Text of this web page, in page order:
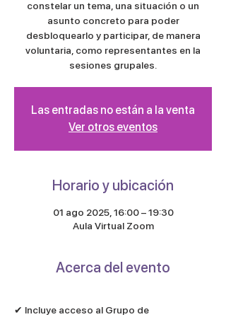
constelar un tema, una situación o un
asunto concreto para poder
desbloquearlo y participar, de manera
voluntaria, como representantes en la
sesiones grupales.
Las entradas no están a la venta
Ver otros eventos
Horario y ubicación
01 ago 2025, 16:00 – 19:30
Aula Virtual Zoom
Acerca del evento
✔︎ Incluye acceso al Grupo de